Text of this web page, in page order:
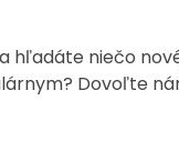
a hľadáte niečo
Dovoľte